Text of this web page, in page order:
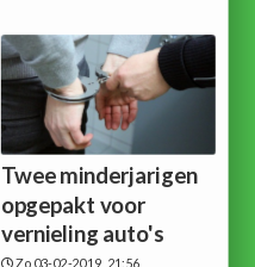
Twee minderjarigen
opgepakt voor
vernieling auto's